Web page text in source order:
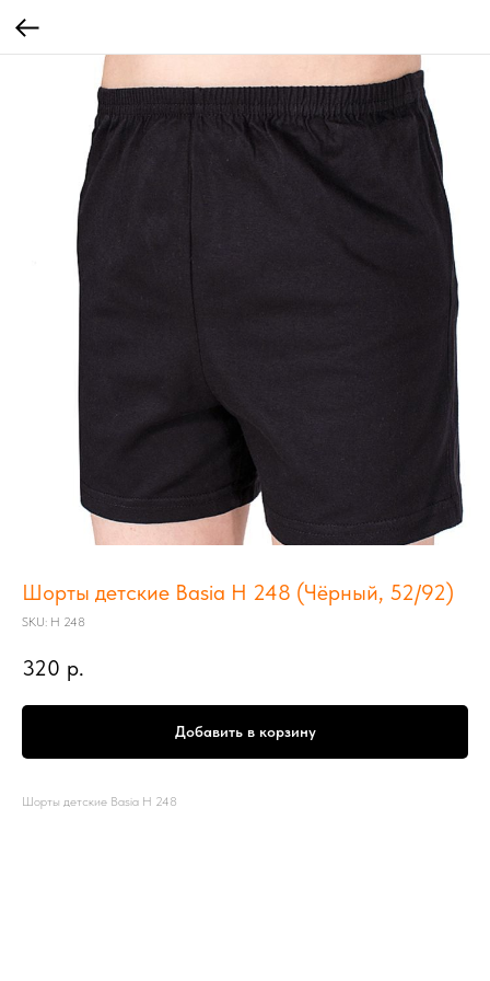
Шорты детские Basia Н 248 (Чёрный, 52/92)
SKU: Н 248
320 р.
Добавить в корзину
Шорты детские Basia Н 248